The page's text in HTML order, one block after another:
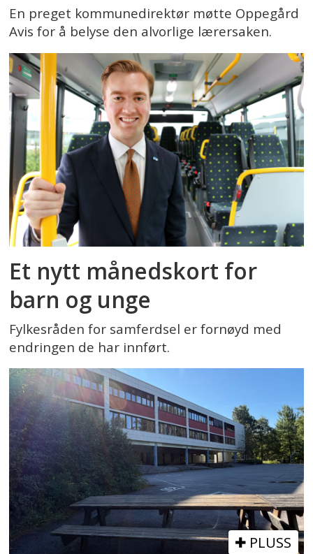
En preget kommunedirektør møtte Oppegård
Avis for å belyse den alvorlige lærersaken.
Et nytt månedskort for
barn og unge
Fylkesråden for samferdsel er fornøyd med
endringen de har innført.
PLUSS